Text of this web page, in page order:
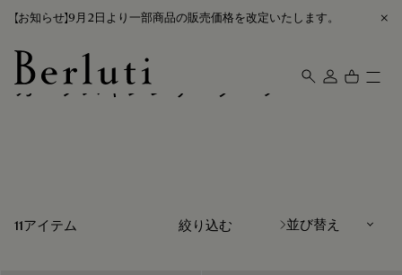
【お知らせ】9月2日より一部商品の販売価格を改定いたします。
Berluti homepage
カーフスキンレザーブーツ
11アイテム 絞り込む